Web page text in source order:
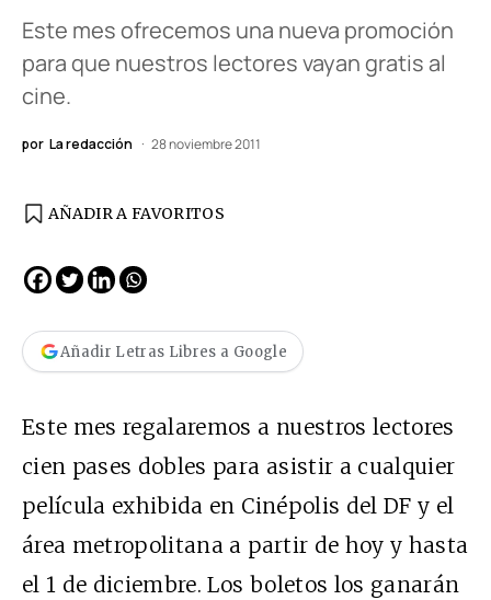
Este mes ofrecemos una nueva promoción
para que nuestros lectores vayan gratis al
cine.
por La redacción 28 noviembre 2011
AÑADIR A FAVORITOS
Añadir Letras Libres a Google
Este mes regalaremos a nuestros lectores
cien pases dobles para asistir a cualquier
película exhibida en Cinépolis del DF y el
área metropolitana a partir de hoy y hasta
el 1 de diciembre. Los boletos los ganarán